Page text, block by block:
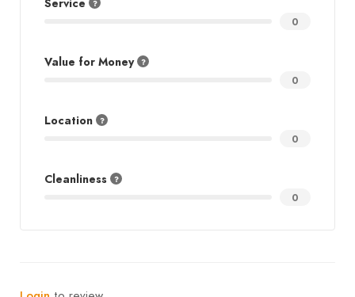
Service
0
Value for Money
0
Location
0
Cleanliness
0